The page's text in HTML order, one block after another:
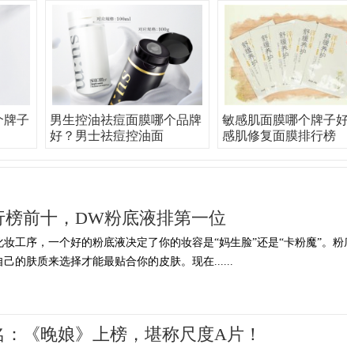
牌子
男生控油祛痘面膜哪个品牌
好？男士祛痘控油面
敏感肌面膜哪个牌子
感肌修复面膜排行榜
前十，DW粉底液排第一位
工序，一个好的粉底液决定了你的妆容是“妈生脸”还是“卡粉魔”。粉
的肤质来选择才能最贴合你的皮肤。现在......
《晚娘》上榜，堪称尺度A片！